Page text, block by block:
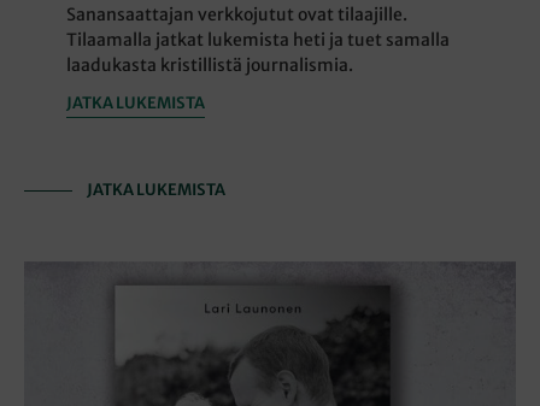
Sanansaattajan verkkojutut ovat tilaajille.
Tilaamalla jatkat lukemista heti ja tuet samalla
laadukasta kristillistä journalismia.
JATKA LUKEMISTA
JATKA LUKEMISTA